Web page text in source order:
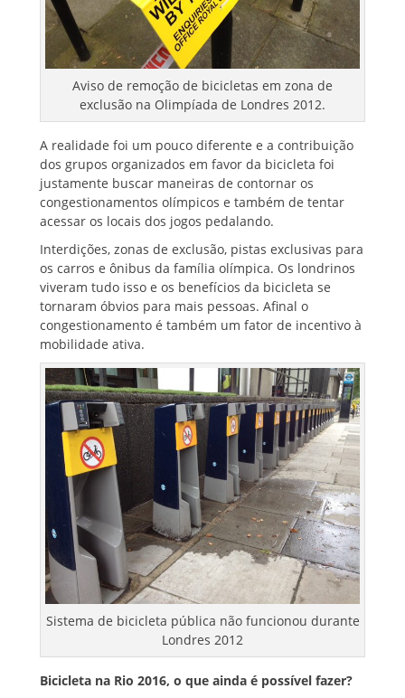
Aviso de remoção de bicicletas em zona de
exclusão na Olimpíada de Londres 2012.
A realidade foi um pouco diferente e a contribuição
dos grupos organizados em favor da bicicleta foi
justamente buscar maneiras de contornar os
congestionamentos olímpicos e também de tentar
acessar os locais dos jogos pedalando.
Interdições, zonas de exclusão, pistas exclusivas para
os carros e ônibus da família olímpica. Os londrinos
viveram tudo isso e os benefícios da bicicleta se
tornaram óbvios para mais pessoas. Afinal o
congestionamento é também um fator de incentivo à
mobilidade ativa.
Sistema de bicicleta pública não funcionou durante
Londres 2012
Bicicleta na Rio 2016, o que ainda é possível fazer?